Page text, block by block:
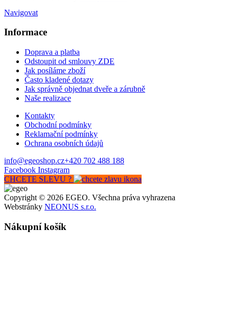
Navigovat
Informace
Doprava a platba
Odstoupit od smlouvy ZDE
Jak posíláme zboží
Často kladené dotazy
Jak správně objednat dveře a zárubně
Naše realizace
Kontakty
Obchodní podmínky
Reklamační podmínky
Ochrana osobních údajů
info@egeoshop.cz+420 702 488 188
Facebook Instagram
CHCETE SLEVU ?
Copyright © 2026 EGEO. Všechna práva vyhrazena
Webstránky NEONUS s.r.o.
Nákupní košík